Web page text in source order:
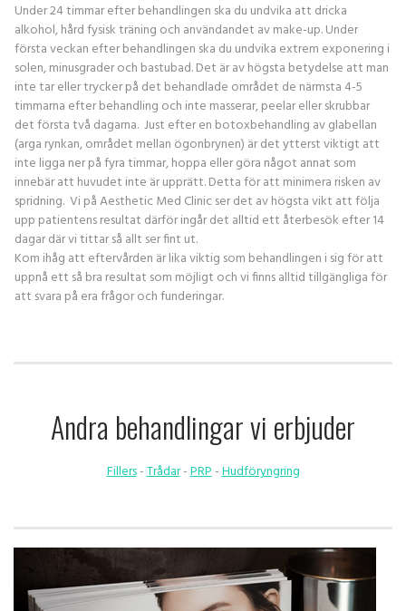
Under 24 timmar efter behandlingen ska du undvika att dricka
alkohol, hård fysisk träning och användandet av make-up. Under
första veckan efter behandlingen ska du undvika extrem exponering i
solen, minusgrader och bastubad. Det är av högsta betydelse att man
inte tar eller trycker på det behandlade området de närmsta 4-5
timmarna efter behandling och inte masserar, peelar eller skrubbar
det första två dagarna. Just efter en botoxbehandling av glabellan
(arga rynkan, området mellan ögonbrynen) är det ytterst viktigt att
inte ligga ner på fyra timmar, hoppa eller göra något annat som
innebär att huvudet inte är upprätt. Detta för att minimera risken av
spridning. Vi på Aesthetic Med Clinic ser det av högsta vikt att följa
upp patientens resultat därför ingår det alltid ett återbesök efter 14
dagar där vi tittar så allt ser fint ut.
Kom ihåg att eftervården är lika viktig som behandlingen i sig för att
uppnå ett så bra resultat som möjligt och vi finns alltid tillgängliga för
att svara på era frågor och funderingar.
Andra behandlingar vi erbjuder
Fillers-Trådar-PRP-Hudföryngring